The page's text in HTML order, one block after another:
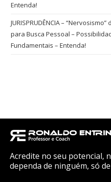
Entenda!
JURISPRUDÊNCIA –
para Busca Pessoal –
Fundamentais – Entenda!
Acredite no seu potencial,
dependa de ninguém, só